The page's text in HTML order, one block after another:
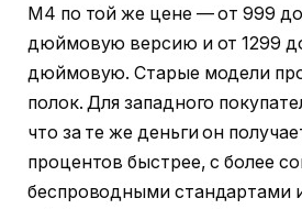
M4 по той же цене — от 999
дюймовую версию и от 1299
дюймовую. Старые модели
полок. Для западного
что за те же деньги он
процентов быстрее, с более
беспроводными стандартами